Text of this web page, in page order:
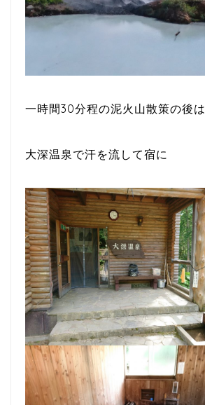
一時間30分程の泥火山散策の後は
大深温泉で汗を流して宿に